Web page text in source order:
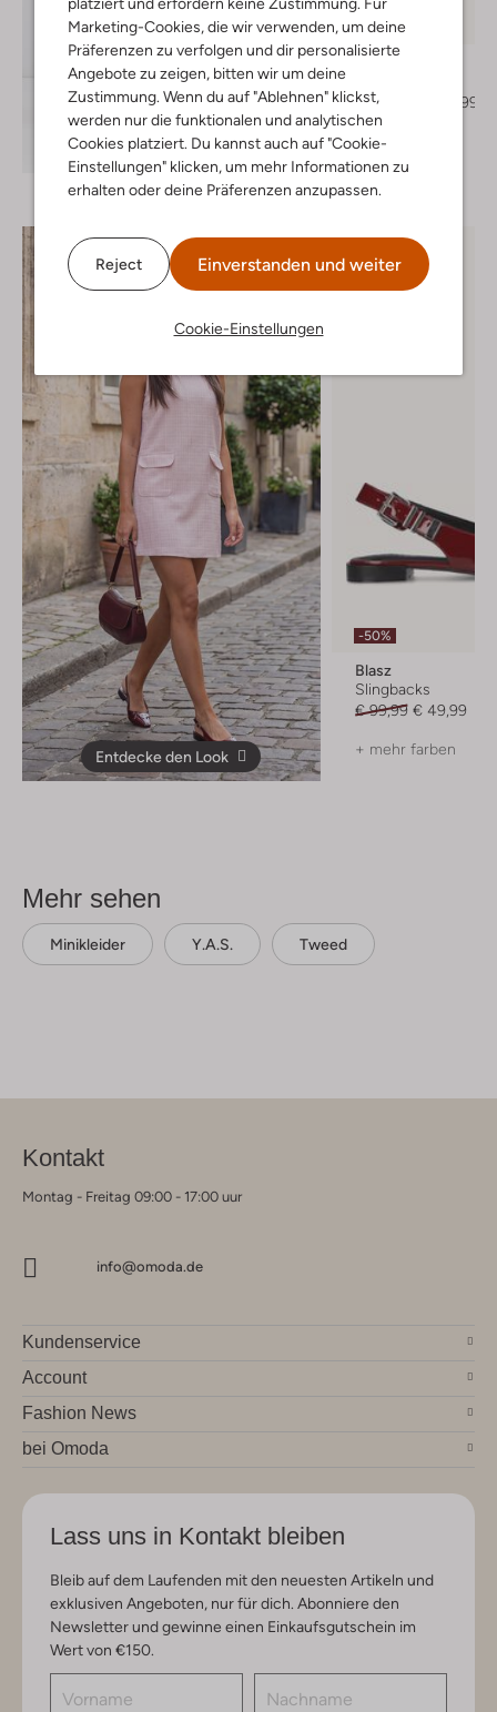
Marketing-Cookies, die wir verwenden, um deine
Präferenzen zu verfolgen und dir personalisierte
Angebote zu zeigen, bitten wir um deine
Zustimmung. Wenn du auf "Ablehnen" klickst,
werden nur die funktionalen und analytischen
Cookies platziert. Du kannst auch auf "Cookie-
Einstellungen" klicken, um mehr Informationen zu
erhalten oder deine Präferenzen anzupassen.
Reject Einverstanden und weiter
Cookie-Einstellungen
Entdecke den Look
-30%
Bibi Lou
€ 169,99
€ 118,99
+ mehr farben
Entdecke den Look
-50%
Blasz
Slingbacks
€ 99,99 € 49,99
+ mehr farben
Mehr sehen
Minikleider Y.a.s. Tweed
Kontakt
Montag - Freitag 09:00 - 17:00 uur
info@omoda.de
Kundenservice
Account
Fashion News
bei Omoda
Lass uns in Kontakt bleiben
Bleib auf dem Laufenden mit den neuesten Artikeln und
exklusiven Angeboten, nur für dich. Abonniere den
Newsletter und gewinne einen Einkaufsgutschein im
Wert von €150.